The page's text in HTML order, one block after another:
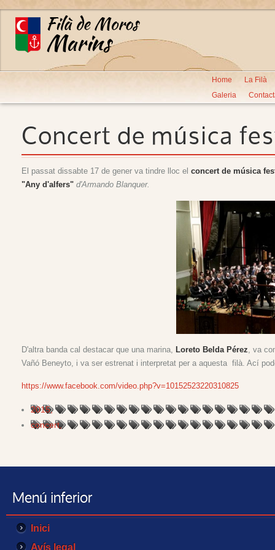
Home
La Filà
Galeria
Concert de música
El passat dissabte 17 de gener va tindre lloc el concert de música
"Any d'alfers" d'Armando Blanquer.
D'altra banda cal destacar que una marina, Loreto Belda Pérez, va
Vañó Beneyto, i va ser estrenat i interpretat per a aquesta filà. Ací
https://www.facebook.com/video.php?v=10152523220310825
2015,
concert,
Menú inferior
Inici
Avís legal